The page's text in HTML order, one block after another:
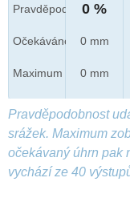
Pravděpod.
Očekáváno
Maximum
0 %
0 mm
0 mm
Pravděpodobnost
srážek. Maximum
očekávaný úhrn pak
vychází ze 40